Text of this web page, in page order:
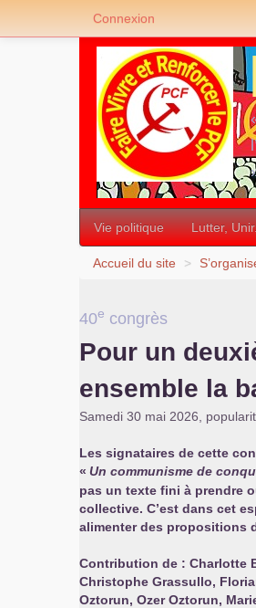
Vie politique Lutter,
Accueil du site >
40e congrès
Pour un
ensemble la
Samedi 30 mai 2026
Les signataires de cette
« Un communisme de
pas un texte fini à prendre
collective. C’est dans cet
alimenter des propositions
Contribution de : Charlotte
Christophe Grassullo,
Oztorun, Ozer Oztorun,
Connexion